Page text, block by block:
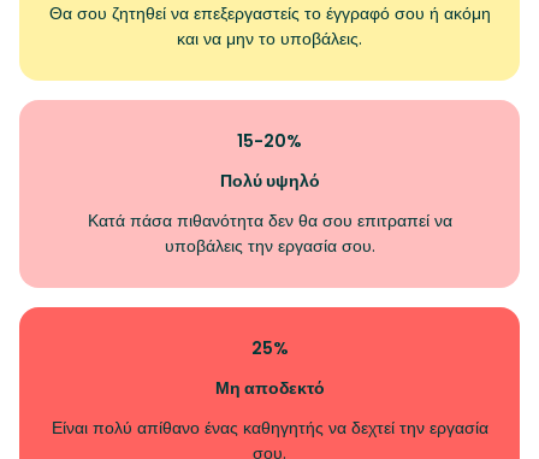
Θα σου ζητηθεί να επεξεργαστείς το έγγραφό σου ή ακόμη
και να μην το υποβάλεις.
15-20%
Πολύ υψηλό
Κατά πάσα πιθανότητα δεν θα σου επιτραπεί να
υποβάλεις την εργασία σου.
25%
Μη αποδεκτό
Είναι πολύ απίθανο ένας καθηγητής να δεχτεί την εργασία
σου.